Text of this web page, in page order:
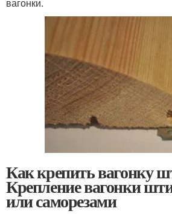
Как крепить вагонку
Крепление вагонки
или саморезами